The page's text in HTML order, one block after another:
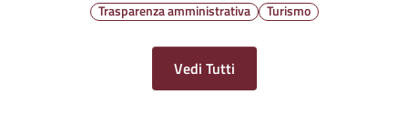
Trasparenza amministrativa Turismo
Vedi Tutti